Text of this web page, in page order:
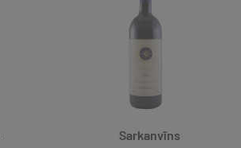
Sarkanvīns